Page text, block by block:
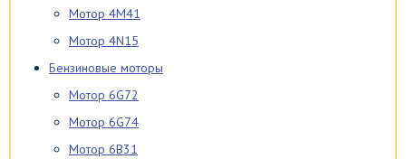
Мотор 4М41
Мотор 4N15
Бензиновые моторы
Мотор 6G72
Мотор 6G74
Мотор 6B31